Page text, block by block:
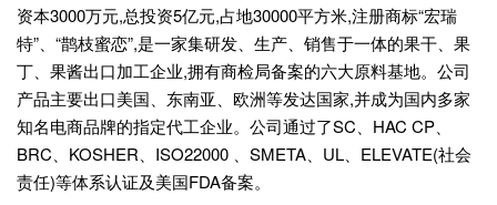
资本3000万元,总投资5亿元,占地30000平方米,注册商标“宏瑞
特”、“鹊枝蜜恋”,是一家集研发、生产、销售于一体的果干、果
丁、果酱出口加工企业,拥有商检局备案的六大原料基地。公司
产品主要出口美国、东南亚、欧洲等发达国家,并成为国内多家
知名电商品牌的指定代工企业。公司通过了SC、HAC CP、
BRC、KOSHER、ISO22000 、SMETA、UL、ELEVATE(社会
责任)等体系认证及美国FDA备案。